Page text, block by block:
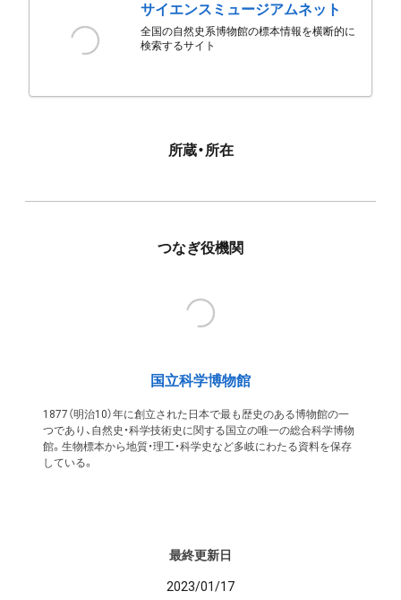
サイエンスミュージアムネット
全国の自然史系博物館の標本情報を横断的に
検索するサイト
所蔵・所在
つなぎ役機関
国立科学博物館
1877（明治10）年に創立された日本で最も歴史のある博物館の一
つであり、自然史・科学技術史に関する国立の唯一の総合科学博物
館。生物標本から地質・理工・科学史など多岐にわたる資料を保存
している。
最終更新日
2023/01/17